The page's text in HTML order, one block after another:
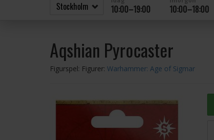
10:00–19:00 10:00–18:00
Aqshian Pyrocaster
Figurspel: Figurer: Warhammer: Age of Sigmar